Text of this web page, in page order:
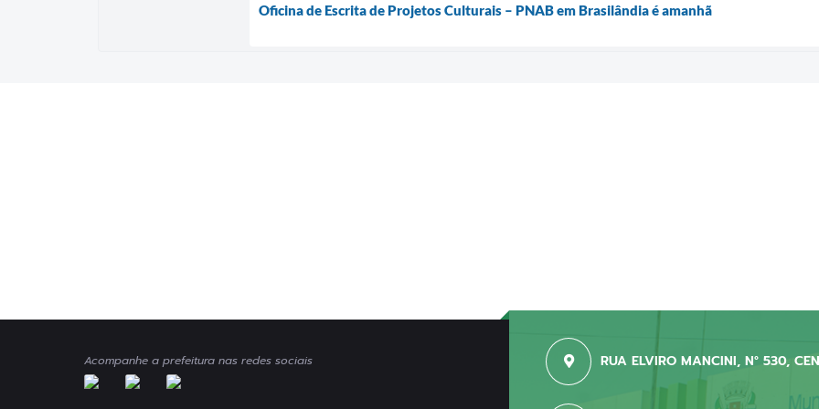
Oficina de Escrita de Projetos Culturais – PNAB em Brasilândia é amanhã
Acompanhe a prefeitura nas redes sociais RUA ELVIRO MANCINI, N° 530,